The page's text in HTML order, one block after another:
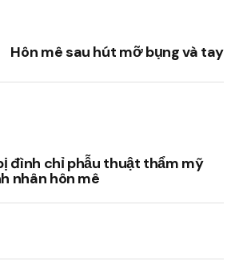
Hôn mê sau hút mỡ bụng và tay
đình chỉ phẫu thuật thẩm mỹ
nhân hôn mê